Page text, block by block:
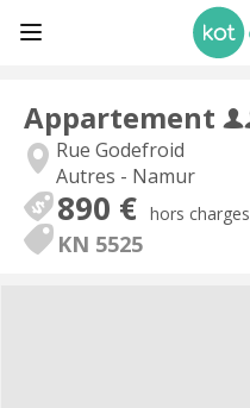
Appartement
Rue Godefroid
Autres - Namur
890 € hors charges
KN 5525